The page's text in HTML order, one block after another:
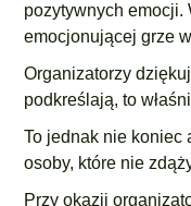
pozytywnych emocji.
emocjonującej grze
Organizatorzy
podkreślają, to
To jednak nie koniec
osoby, które nie
Przy okazji